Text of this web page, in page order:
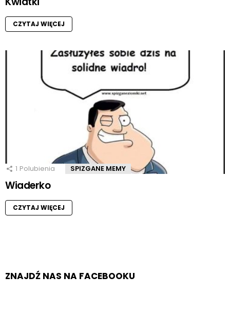
CZYTAJ WIĘCEJ
1 Polubienia SPIZGANE MEMY
Wiaderko
CZYTAJ WIĘCEJ
ZNAJDŹ NAS NA FACEBOOKU